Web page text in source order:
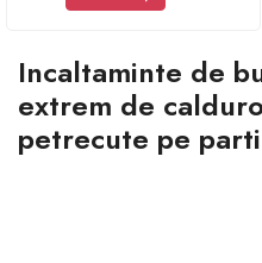
Incaltaminte de
extrem de
petrecute pe